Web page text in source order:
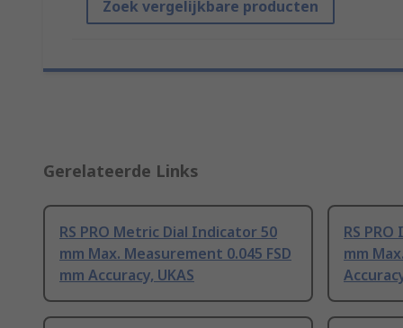
Zoek vergelijkbare producten
Gerelateerde Links
RS PRO Metric Dial Indicator 50
mm Max. Measurement 0.045 FSD
mm Accuracy, UKAS
RS
mm